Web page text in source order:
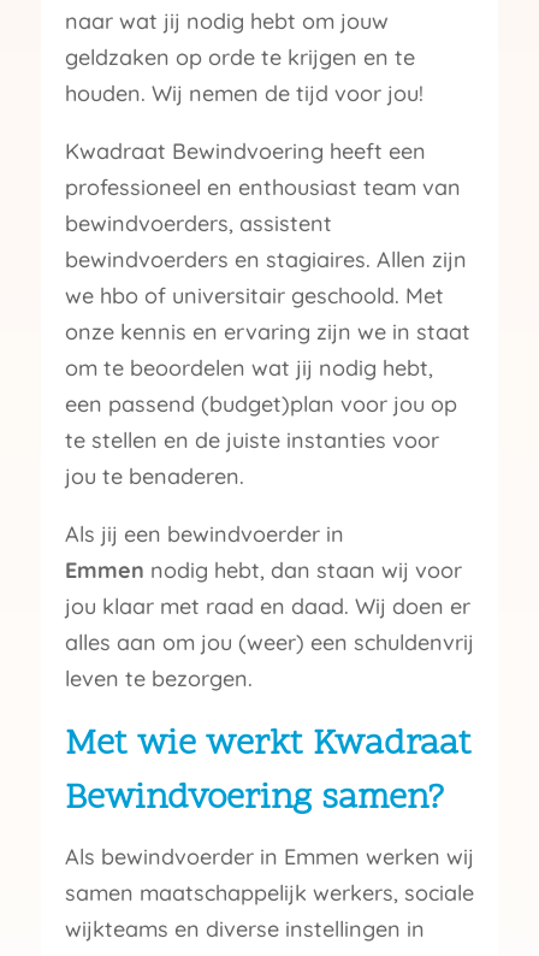
naar wat jij nodig hebt om jouw
geldzaken op orde te krijgen en te
houden. Wij nemen de tijd voor jou!
Kwadraat Bewindvoering heeft een
professioneel en enthousiast team van
bewindvoerders, assistent
bewindvoerders en stagiaires. Allen zijn
we hbo of universitair geschoold. Met
onze kennis en ervaring zijn we in staat
om te beoordelen wat jij nodig hebt,
een passend (budget)plan voor jou op
te stellen en de juiste instanties voor
jou te benaderen.
Als jij een bewindvoerder in
Emmen nodig hebt, dan staan wij voor
jou klaar met raad en daad. Wij doen er
alles aan om jou (weer) een schuldenvrij
leven te bezorgen.
Met wie werkt Kwadraat
Bewindvoering samen?
Als bewindvoerder in Emmen werken wij
samen maatschappelijk werkers, sociale
wijkteams en diverse instellingen in